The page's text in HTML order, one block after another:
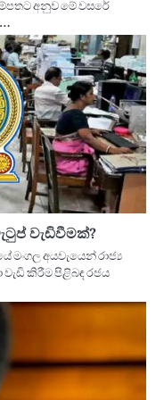
අනුව මේ වසරේ
වැඩිවීමක්?
මංගල අයවැයෙන් රාජ්‍ය
කිරීම පිළිබඳ රජය